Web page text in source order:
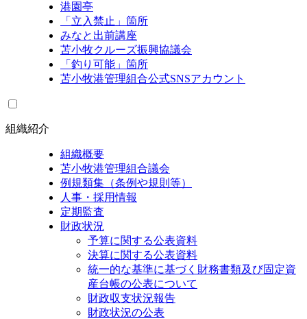
港園亭
「立入禁止」箇所
みなと出前講座
苫小牧クルーズ振興協議会
「釣り可能」箇所
苫小牧港管理組合公式SNSアカウント
組織紹介
組織概要
苫小牧港管理組合議会
例規類集（条例や規則等）
人事・採用情報
定期監査
財政状況
予算に関する公表資料
決算に関する公表資料
統一的な基準に基づく財務書類及び固定資
産台帳の公表について
財政収支状況報告
財政状況の公表